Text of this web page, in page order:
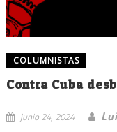
COLUMNISTAS
Contra Cuba
junio 24, 2024